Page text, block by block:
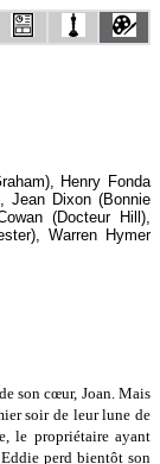
Henry Fonda
Jean Dixon (Bonnie
(Docteur Hill),
Warren Hymer
son cœur, Joan. Mais
soir de leur lune de
le propriétaire ayant
perd bientôt son